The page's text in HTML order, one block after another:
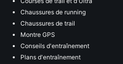
Chaussures de running
Chaussures de trail
Montre GPS
Conseils d'entraînement
Plans d'entraînement